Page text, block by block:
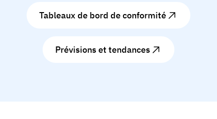
Tableaux de bord de conformité
Prévisions et tendances